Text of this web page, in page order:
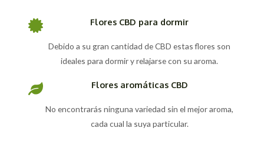
Flores CBD para dormir
Debido a su gran cantidad de CBD estas flores son
ideales para dormir y relajarse con su aroma.
Flores aromáticas CBD
No encontrarás ninguna variedad sin el mejor aroma,
cada cual la suya particular.